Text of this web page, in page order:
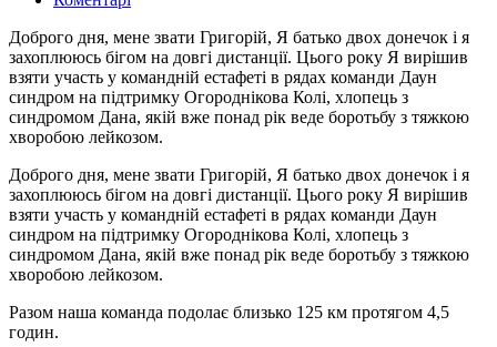
Доброго дня, мене звати Григорій, Я батько двох донечок і я
захоплююсь бігом на довгі дистанції. Цього року Я вирішив
взяти участь у командній естафеті в рядах команди Даун
синдром на підтримку Огороднікова Колі, хлопець з
синдромом Дана, якій вже понад рік веде боротьбу з тяжкою
хворобою лейкозом.
Доброго дня, мене звати Григорій, Я батько двох донечок і я
захоплююсь бігом на довгі дистанції. Цього року Я вирішив
взяти участь у командній естафеті в рядах команди Даун
синдром на підтримку Огороднікова Колі, хлопець з
синдромом Дана, якій вже понад рік веде боротьбу з тяжкою
хворобою лейкозом.
Разом наша команда подолає близько 125 км протягом 4,5
годин.